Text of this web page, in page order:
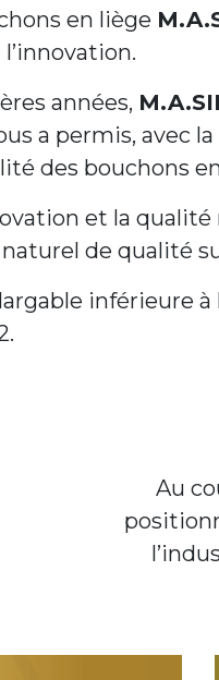
en liège
années,
a permis, avec
des bouchons
et la
de qualité
inférieure
Au